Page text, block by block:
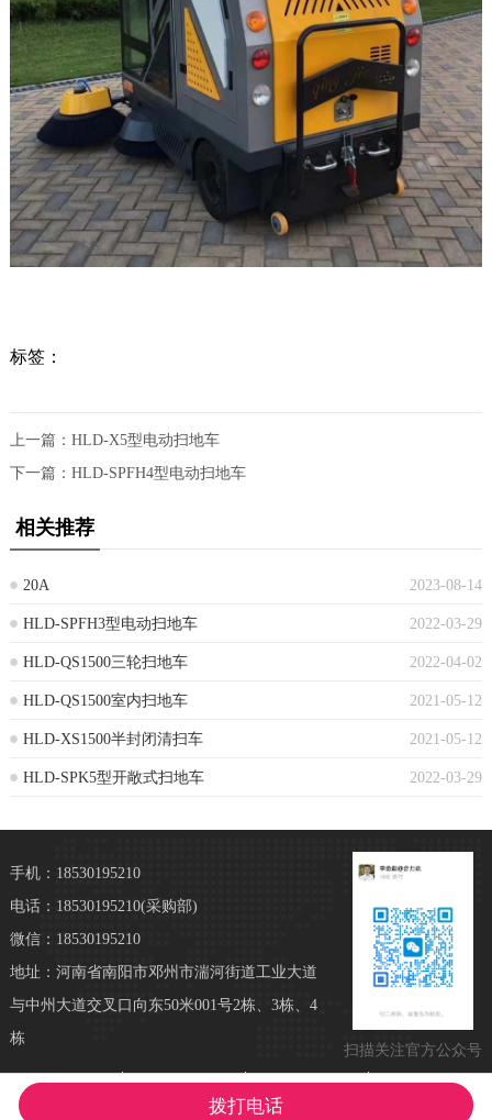
标签：
上一篇： HLD-X5型电动扫地车
下一篇： HLD-SPFH4型电动扫地车
相关推荐
2023-08-14
20A
2022-03-29
HLD-SPFH3型电动扫地车
2022-04-02
HLD-QS1500三轮扫地车
2021-05-12
HLD-QS1500室内扫地车
2021-05-12
HLD-XS1500半封闭清扫车
2022-03-29
HLD-SPK5型开敞式扫地车
扫描关注官方公众号
手机：18530195210
电话：18530195210(采购部)
微信：18530195210
地址：河南省南阳市邓州市湍河街道工业大道
与中州大道交叉口向东50米001号2栋、3栋、4
栋
拨打电话